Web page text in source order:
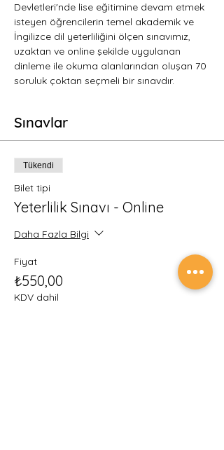
Devletleri'nde lise eğitimine devam etmek
isteyen öğrencilerin temel akademik ve
İngilizce dil yeterliliğini ölçen sınavımız,
uzaktan ve online şekilde uygulanan
dinleme ile okuma alanlarından oluşan 70
soruluk çoktan seçmeli bir sınavdır.
Sınavlar
Tükendi
Bilet tipi
Yeterlilik Sınavı - Online
Daha Fazla Bilgi
Fiyat
₺550,00
KDV dahil